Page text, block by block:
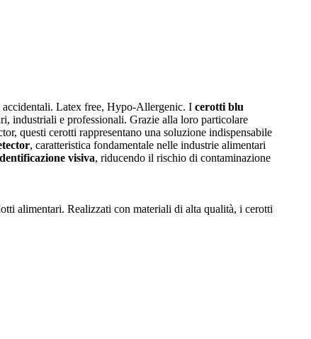
accidentali. Latex free, Hypo-Allergenic. I cerotti blu
industriali e professionali. Grazie alla loro particolare
questi cerotti rappresentano una soluzione indispensabile
, caratteristica fondamentale nelle industrie alimentari
visiva, riducendo il rischio di contaminazione
alimentari. Realizzati con materiali di alta qualità, i cerotti